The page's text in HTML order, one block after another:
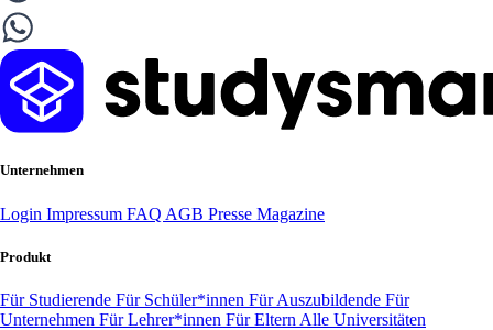
Unternehmen
Login Impressum FAQ AGB Presse Magazine
Produkt
Für Studierende Für Schüler*innen Für Auszubildende Für
Unternehmen Für Lehrer*innen Für Eltern Alle Universitäten